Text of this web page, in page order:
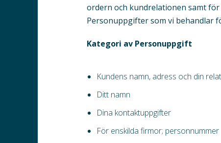
ordern och kundrelationen samt
Personuppgifter som vi behandlar
Kategori av Personuppgift
Kundens namn, adress och din
Ditt namn
Dina kontaktuppgifter
För enskilda firmor; personnummer